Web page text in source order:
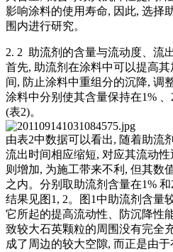
影响涂料的使用寿命, 因此, 选择
围内进行研究。
2. 2 助流剂的含量与流动度、流
首先, 助流剂在涂料中可以提高
间, 防止涂料中重组分的沉降, 调
涂料中分别使其含量保持在1%
(表2)。
由表2中数据可以看出, 随着助流
流出时间相应缩短, 对应其流动
则增加, 为施工带来不利, 但其数
之内。分别取助流剂含量在1%
结果见图1, 2。图1中助流剂含量
它所起的提高流动性、防沉降性
致较大石英颗粒的周围没有完全
成了周边的较大空隙, 而正是由